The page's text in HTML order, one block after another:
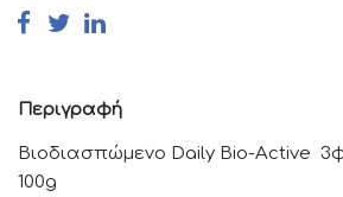
Περιγραφή
Βιοδιασπώμενο Daily Bio-Active
100g